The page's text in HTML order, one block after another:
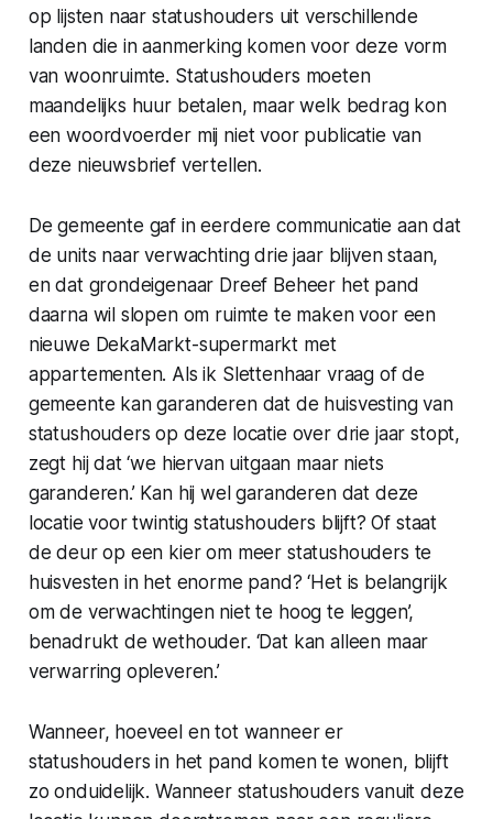
op lijsten naar statushouders uit verschillende
landen die in aanmerking komen voor deze vorm
van woonruimte. Statushouders moeten
maandelijks huur betalen, maar welk bedrag kon
een woordvoerder mij niet voor publicatie van
deze nieuwsbrief vertellen.
De gemeente gaf in eerdere communicatie aan dat
de units naar verwachting drie jaar blijven staan,
en dat grondeigenaar Dreef Beheer het pand
daarna wil slopen om ruimte te maken voor een
nieuwe DekaMarkt-supermarkt met
appartementen. Als ik Slettenhaar vraag of de
gemeente kan garanderen dat de huisvesting van
statushouders op deze locatie over drie jaar stopt,
zegt hij dat ‘we hiervan uitgaan maar niets
garanderen.’ Kan hij wel garanderen dat deze
locatie voor twintig statushouders blijft? Of staat
de deur op een kier om meer statushouders te
huisvesten in het enorme pand? ‘Het is belangrijk
om de verwachtingen niet te hoog te leggen’,
benadrukt de wethouder. ‘Dat kan alleen maar
verwarring opleveren.’
Wanneer, hoeveel en tot wanneer er
statushouders in het pand komen te wonen, blijft
zo onduidelijk. Wanneer statushouders vanuit deze